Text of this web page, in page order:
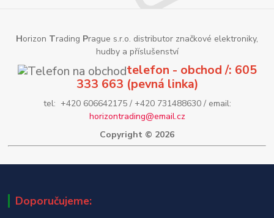
Horizon Trading Prague s.r.o. distributor značkové elektroniky,
hudby a příslušenství
telefon - obchod /: 605
333 663 (pevná linka)
tel: +420 606642175 / +420 731488630 / email:
horizontrading@email.cz
Copyright © 2026
Doporučujeme: